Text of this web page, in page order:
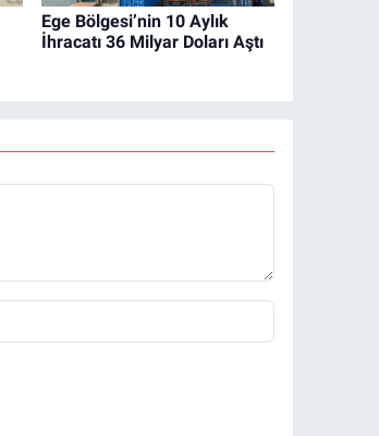
Ege Bölgesi’nin 10 Aylık
İhracatı 36 Milyar Doları Aştı